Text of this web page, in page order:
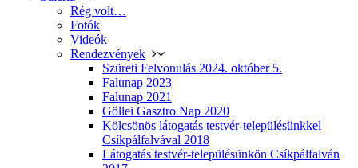
Rég volt…
Fotók
Videók
Rendezvények
Szüreti Felvonulás 2024. október 5.
Falunap 2023
Falunap 2021
Göllei Gasztro Nap 2020
Kölcsönös látogatás testvér-településünkkel
Csíkpálfalvával 2018
Látogatás testvér-településünkön Csíkpálfalván